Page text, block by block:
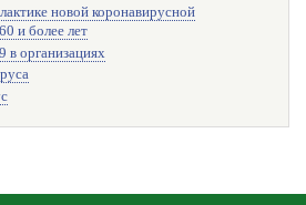
новой коронавирусной
и более лет
в организациях